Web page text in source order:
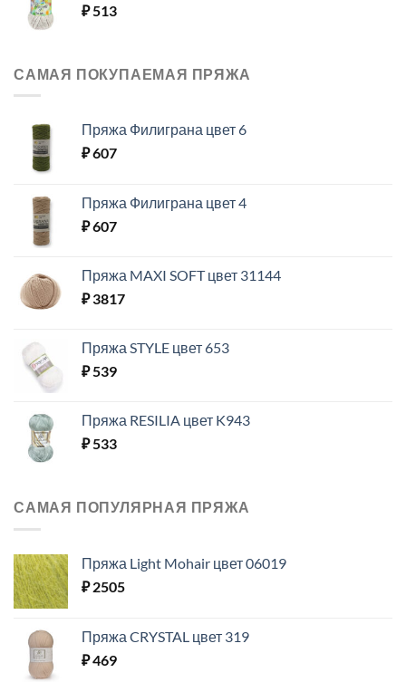
₽513
САМАЯ ПОКУПАЕМАЯ ПРЯЖА
Пряжа Филиграна цвет 6
₽607
Пряжа Филиграна цвет 4
₽607
Пряжа MAXI SOFT цвет 31144
₽3817
Пряжа STYLE цвет 653
₽539
Пряжа RESILIA цвет K943
₽533
САМАЯ ПОПУЛЯРНАЯ ПРЯЖА
Пряжа Light Mohair цвет 06019
₽2505
Пряжа CRYSTAL цвет 319
₽469